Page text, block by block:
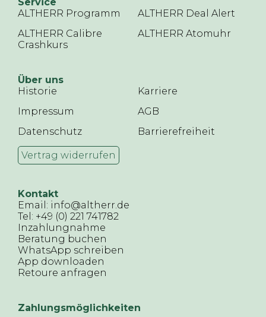
ALTHERR Programm
ALTHERR Deal Alert
ALTHERR Calibre
Crashkurs
ALTHERR Atomuhr
Über uns
Historie
Karriere
Impressum
AGB
Datenschutz
Barrierefreiheit
Vertrag widerrufen
Kontakt
Email: info@altherr.de
Tel: +49 (0) 221 741782
Inzahlungnahme
Beratung buchen
WhatsApp schreiben
App downloaden
Retoure anfragen
Zahlungsmöglichkeiten